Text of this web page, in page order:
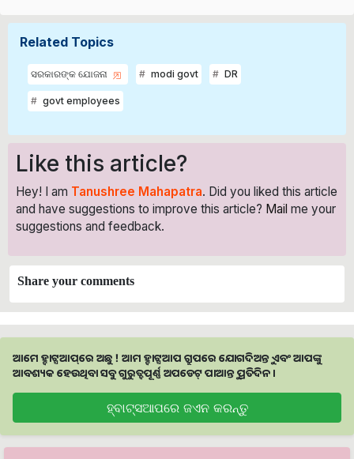
Related Topics
ସରକାରଙ୍କ ଯୋଜନା modi govt DR
govt employees
Like this article?
Hey! I am Tanushree Mahapatra. Did you liked this article
and have suggestions to improve this article? Mail me your
suggestions and feedback.
Share your comments
ଆମେ ହ୍ବାଟ୍ସଆପ୍‌ରେ ଅଛୁ ! ଆମ ହ୍ବାଟ୍ସଆପ ଗ୍ରୁପରେ ଯୋଗଦିଅନ୍ତୁ ଏବଂ ଆପଙ୍କୁ
ଆବଶ୍ୟକ ହେଉଥିବା ସବୁ ଗୁରୁତ୍ବପୂର୍ଣ୍ଣ ଅପଡେଟ୍‌ ପାଆନ୍ତୁ ପ୍ରତିଦିନ ।
ହ୍ବାଟ୍ସଆପରେ ଜଏନ କରନ୍ତୁ